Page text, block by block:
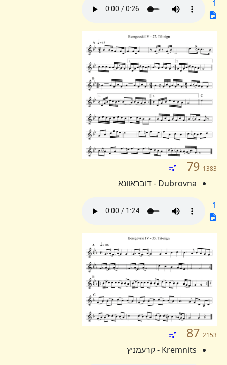
79 1383
Dubrovna - דובראוונא
87 2153
Kremnits - קרעמניץ